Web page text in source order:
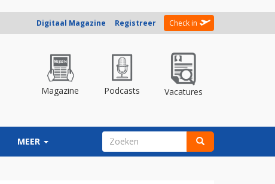
Digitaal Magazine Registreer Check in
Magazine Podcasts Vacatures
MEER ZOEKVELD